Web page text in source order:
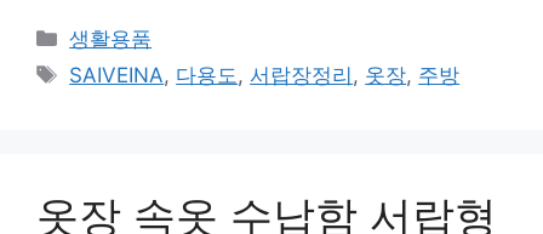
카
테
생활용품
태
SAIVEINA, 다용도 , 서랍장정리 , 옷장, 주방
옷장 속옷 수납함 서랍형